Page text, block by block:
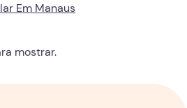
Em Manaus
mostrar.